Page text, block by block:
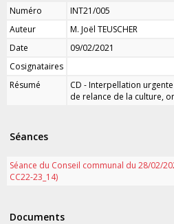
Numéro
INT21/005
Auteur
M. Joël TEUSCHER
Date
09/02/2021
Cosignataires
Résumé
CD - Interpellation
de relance de la culture,
Séances
Séance du Conseil communal du 28/02/
CC22-23_14)
Documents